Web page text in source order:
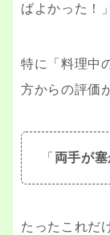
ばよかった！
特に「料理中
方からの評価
「 両手が
たったこれだ